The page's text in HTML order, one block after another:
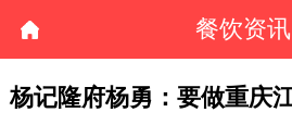
餐饮资讯
杨记隆府杨勇：要做重庆